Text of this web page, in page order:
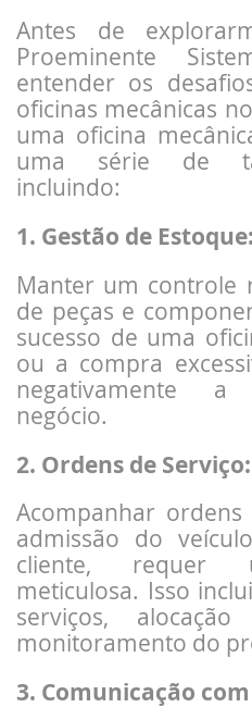
Antes de
Proeminente
entender os
oficinas mecânicas
uma oficina
uma série de
incluindo:
1. Gestão de Estoque:
Manter um controle
de peças e
sucesso de uma
ou a compra
negativamente
negócio.
2. Ordens de Serviço:
Acompanhar
admissão do
cliente, requer
meticulosa. Isso
serviços,
monitoramento do
3. Comunicação